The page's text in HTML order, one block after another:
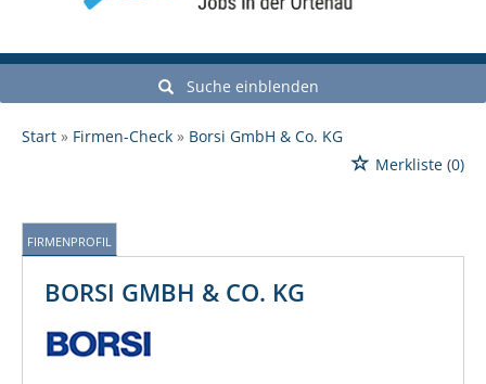
Suche einblenden
Start Firmen-Check
Borsi GmbH & Co. KG
Merkliste (0)
FIRMENPROFIL
BORSI GMBH & CO. KG